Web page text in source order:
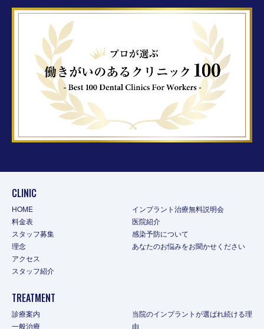
CLINIC
HOME
料金表
スタッフ募集
理念
アクセス
スタッフ紹介
インプラント治療無料説明会
医院紹介
感染予防について
あなたのお悩みをお聞かせください
TREATMENT
診療案内
一般治療
当院のインプラントが選ばれ続ける理
由